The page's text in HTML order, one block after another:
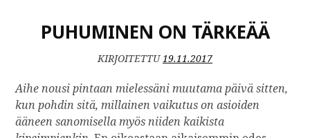
K
E
L
I
N
H
I
PUHUMINEN ON TÄRKEÄÄ
KIRJOITETTU19.11.2017
Aihe nousi pintaan mielessäni muutama päivä sitten,
kun pohdin sitä, millainen vaikutus on asioiden
ääneen sanomisella myös niiden kaikista